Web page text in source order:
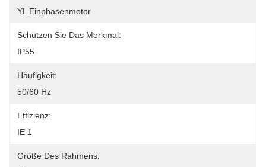
YL Einphasenmotor
Schützen Sie Das Merkmal:
IP55
Häufigkeit:
50/60 Hz
Effizienz:
IE 1
Größe Des Rahmens: